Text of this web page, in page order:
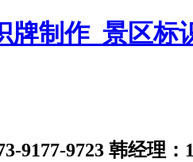
9177-9723 韩经理：